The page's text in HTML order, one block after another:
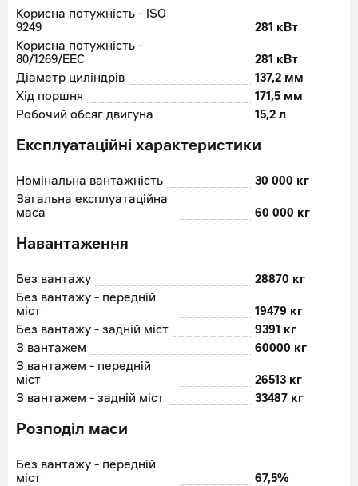
Корисна потужність - ISO
9249
281 кВт
Корисна потужність -
80/1269/EEC
281 кВт
Діаметр циліндрів
137,2 мм
Хід поршня
171,5 мм
Робочий обсяг двигуна
15,2 л
Експлуатаційні характеристики
Номінальна вантажність
30 000 кг
Загальна експлуатаційна
маса
60 000 кг
Навантаження
Без вантажу
28870 кг
Без вантажу - передній
міст
19479 кг
Без вантажу - задній міст
9391 кг
З вантажем
60000 кг
З вантажем - передній
міст
26513 кг
З вантажем - задній міст
33487 кг
Розподіл маси
Без вантажу - передній
міст
67,5%